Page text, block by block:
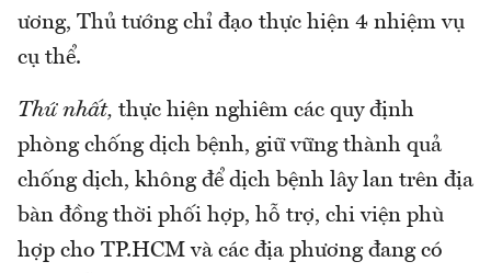
ương, Thủ tướng chỉ đạo thực hiện 4 nhiệm vụ
cụ thể.
Thứ nhất, thực hiện nghiêm các quy định
phòng chống dịch bệnh, giữ vững thành quả
chống dịch, không để dịch bệnh lây lan trên địa
bàn đồng thời phối hợp, hỗ trợ, chi viện phù
hợp cho TP.HCM và các địa phương đang có